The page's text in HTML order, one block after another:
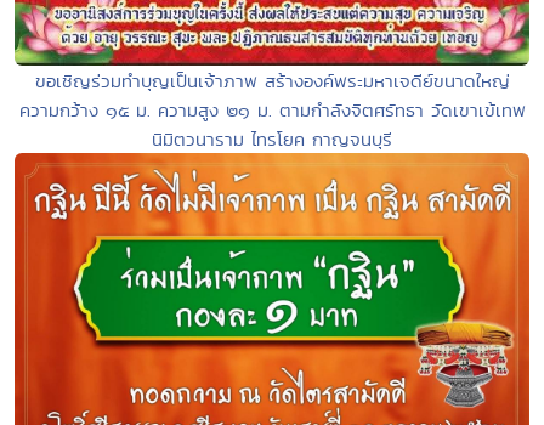
ขอเชิญร่วมทำบุญเป็นเจ้าภาพ สร้างองค์พระมหาเจดีย์ขนาดใหญ่
ความกว้าง ๑๕ ม. ความสูง ๒๑ ม. ตามกำลังจิตศรัทธา วัดเขาเข้เทพ
นิมิตวนาราม ไทรโยค กาญจนบุรี